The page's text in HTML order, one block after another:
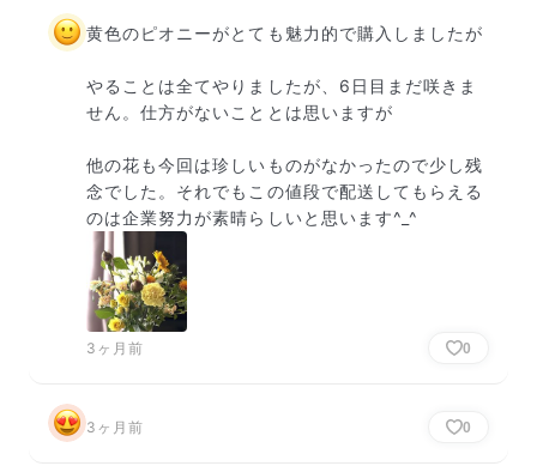
黄色のピオニーがとても魅力的で購入しましたが
やることは全てやりましたが、6日目まだ咲きま
せん。仕方がないこととは思いますが
他の花も今回は珍しいものがなかったので少し残
念でした。それでもこの値段で配送してもらえる
のは企業努力が素晴らしいと思います^_^
3ヶ月前 0
3ヶ月前 0